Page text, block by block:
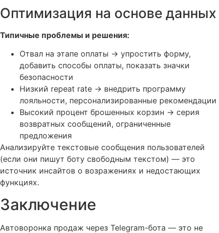
Оптимизация на основе данных
Типичные проблемы и решения:
Отвал на этапе оплаты → упростить форму,
добавить способы оплаты, показать значки
безопасности
Низкий repeat rate → внедрить программу
лояльности, персонализированные рекомендации
Высокий процент брошенных корзин → серия
возвратных сообщений, ограниченные
предложения
Анализируйте текстовые сообщения пользователей
(если они пишут боту свободным текстом) — это
источник инсайтов о возражениях и недостающих
функциях.
Заключение
Автоворонка продаж через Telegram-бота — это не